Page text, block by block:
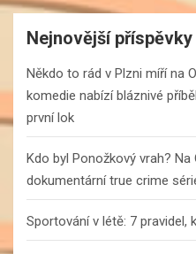
r
c
Nejnovější příspěvky
Někdo to rád v Plzni míří na
komedie nabízí bláznivé
první lok
Kdo byl Ponožkový vrah? Na
dokumentární true crime
Sportování v létě: 7 pravidel,